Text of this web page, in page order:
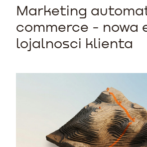
Marketing
commerce - nowa
lojalnosci klienta